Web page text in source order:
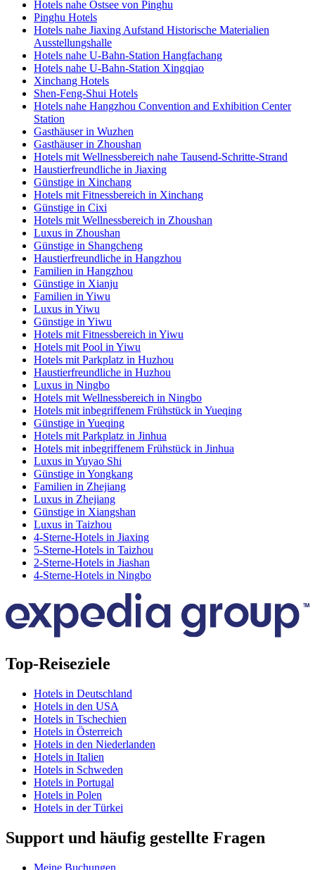
Hotels nahe Ostsee von Pinghu
Pinghu Hotels
Hotels nahe Jiaxing Aufstand Historische Materialien
Ausstellungshalle
Hotels nahe U-Bahn-Station Hangfachang
Hotels nahe U-Bahn-Station Xingqiao
Xinchang Hotels
Shen-Feng-Shui Hotels
Hotels nahe Hangzhou Convention and Exhibition Center
Station
Gasthäuser in Wuzhen
Gasthäuser in Zhoushan
Hotels mit Wellnessbereich nahe Tausend-Schritte-Strand
Haustierfreundliche in Jiaxing
Günstige in Xinchang
Hotels mit Fitnessbereich in Xinchang
Günstige in Cixi
Hotels mit Wellnessbereich in Zhoushan
Luxus in Zhoushan
Günstige in Shangcheng
Haustierfreundliche in Hangzhou
Familien in Hangzhou
Günstige in Xianju
Familien in Yiwu
Luxus in Yiwu
Günstige in Yiwu
Hotels mit Fitnessbereich in Yiwu
Hotels mit Pool in Yiwu
Hotels mit Parkplatz in Huzhou
Haustierfreundliche in Huzhou
Luxus in Ningbo
Hotels mit Wellnessbereich in Ningbo
Hotels mit inbegriffenem Frühstück in Yueqing
Günstige in Yueqing
Hotels mit Parkplatz in Jinhua
Hotels mit inbegriffenem Frühstück in Jinhua
Luxus in Yuyao Shi
Günstige in Yongkang
Familien in Zhejiang
Luxus in Zhejiang
Günstige in Xiangshan
Luxus in Taizhou
4-Sterne-Hotels in Jiaxing
5-Sterne-Hotels in Taizhou
2-Sterne-Hotels in Jiashan
4-Sterne-Hotels in Ningbo
Top-Reiseziele
Hotels in Deutschland
Hotels in den USA
Hotels in Tschechien
Hotels in Österreich
Hotels in den Niederlanden
Hotels in Italien
Hotels in Schweden
Hotels in Portugal
Hotels in Polen
Hotels in der Türkei
Support und häufig gestellte Fragen
Meine Buchungen